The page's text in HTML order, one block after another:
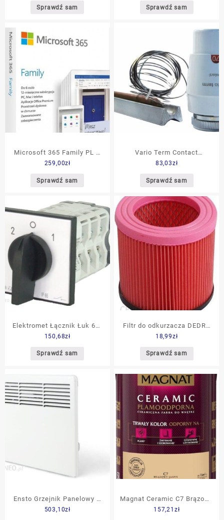
Sprawdź sam Sprawdź sam
Microsoft 365 Family PL –
licencja na rok (6GQ01161)
259,00zł
Sprawdź sam
Vario Term Contact
000M657A006
83,03zł
Sprawdź sam
Elektromet Łącznik Łuk 63-
72 2-0-1 3Faz B/O 926372
150,68zł
Sprawdź sam
Filtr do odkurzacza DEDRA
DED66002
18,99zł
Sprawdź sam
Ensto Grzejnik Panelowy Z
Bluetooth Beta BETA2BTEP
503,10zł
Magnat Ceramic C7 Brązowy
Jaspis 5L
157,21 zł